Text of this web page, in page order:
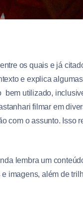
os quais e já
e explica
utilizado,
filmar em
com o assunto. Isso
lembra um
imagens, além de